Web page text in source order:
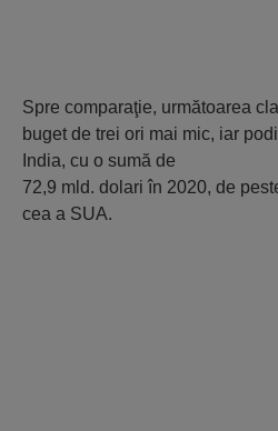
Spre comparaţie, următoarea
buget de trei ori mai mic, iar
India, cu o sumă de
72,9 mld. dolari în 2020, de
cea a SUA.